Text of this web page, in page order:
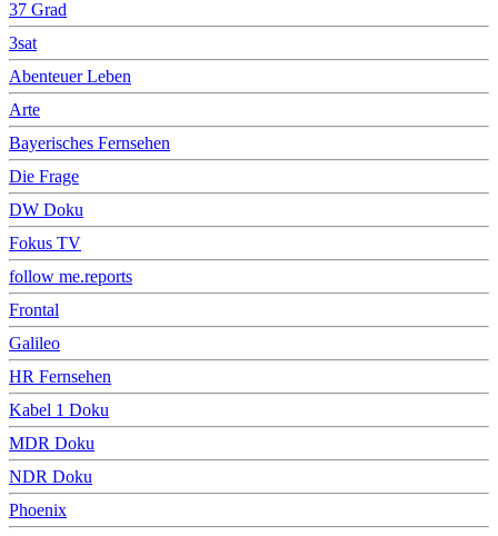
37 Grad
3sat
Abenteuer Leben
Arte
Bayerisches Fernsehen
Die Frage
DW Doku
Fokus TV
follow me.reports
Frontal
Galileo
HR Fernsehen
Kabel 1 Doku
MDR Doku
NDR Doku
Phoenix